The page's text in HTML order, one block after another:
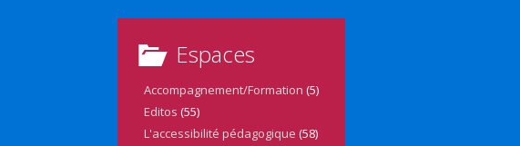
Espaces
Accompagnement/Formation (5)
Editos (55)
L'accessibilité pédagogique (58)